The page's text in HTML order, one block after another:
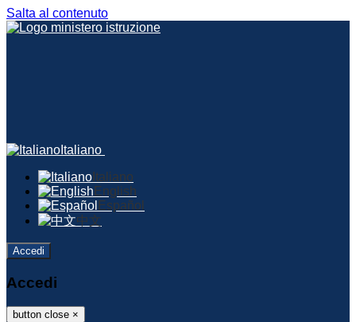
Salta al contenuto
Italiano
Italiano
English
Español
中文
Accedi
Accedi
button close ×